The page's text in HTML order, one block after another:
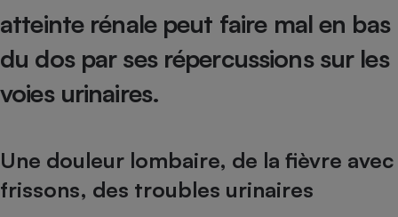
atteinte rénale peut faire mal en bas
du dos par ses répercussions sur les
voies urinaires.
Une douleur lombaire, de la fièvre avec
frissons, des troubles urinaires
alimentaire
Petit électroménager -
Matelas
Mutuelle